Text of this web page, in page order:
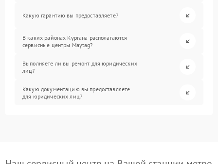
Какую гарантию вы предоставляете?
В каких районах Кургана располагаются
сервисные центры Maytag?
Выполняете ли вы ремонт для юридических
лиц?
Какую документацию вы предоставляете
для юридических лиц?